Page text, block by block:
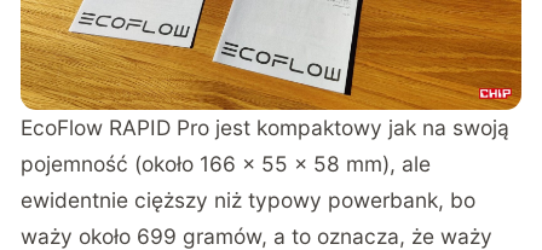
EcoFlow RAPID Pro jest kompaktowy jak na swoją
pojemność (około 166 × 55 × 58 mm), ale
ewidentnie cięższy niż typowy powerbank, bo
waży około 699 gramów, a to oznacza, że waży